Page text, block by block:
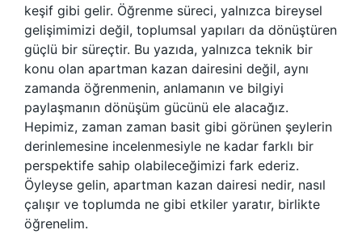
keşif gibi gelir. Öğrenme süreci, yalnızca bireysel
gelişimimizi değil, toplumsal yapıları da dönüştüren
güçlü bir süreçtir. Bu yazıda, yalnızca teknik bir
konu olan apartman kazan dairesini değil, aynı
zamanda öğrenmenin, anlamanın ve bilgiyi
paylaşmanın dönüşüm gücünü ele alacağız.
Hepimiz, zaman zaman basit gibi görünen şeylerin
derinlemesine incelenmesiyle ne kadar farklı bir
perspektife sahip olabileceğimizi fark ederiz.
Öyleyse gelin, apartman kazan dairesi nedir, nasıl
çalışır ve toplumda ne gibi etkiler yaratır, birlikte
öğrenelim.